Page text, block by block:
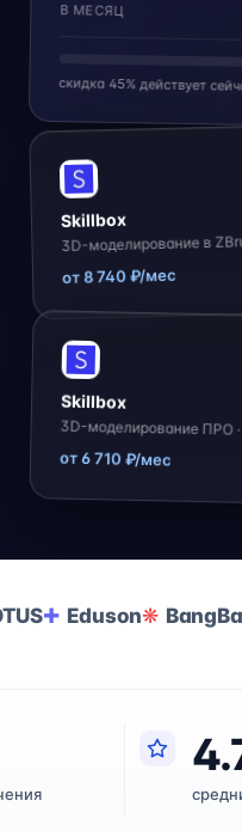
В МЕСЯЦ
скидка 45% действует
Skillbox
3D-моделирование в
от 8 740 ₽/мес
Skillbox
3D-моделирование ПРО
от 6 710 ₽/мес
Eduson